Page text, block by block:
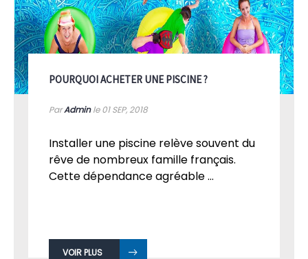
POURQUOI ACHETER UNE PISCINE ?
ParAdminle 01SEP, 2018
Installer une piscine relève souvent du
rêve de nombreux famille français.
Cette dépendance agréable ...
VOIR PLUS